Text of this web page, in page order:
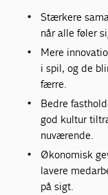
Stærkere
når alle føler
Mere
i spil, og de
færre.
Bedre
god kultur
nuværende.
Økonomisk
lavere
på sigt.